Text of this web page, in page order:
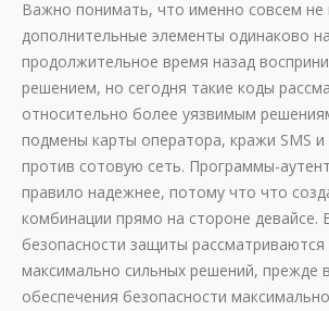
Важно понимать, что именно совсем не
дополнительные элементы одинаково
продолжительное время назад
решением, но сегодня такие коды
относительно более уязвимым
подмены карты оператора, кражи SMS и
против сотовую сеть. Программы-
правило надежнее, потому что что
комбинации прямо на стороне девайсе.
безопасности защиты рассматриваются
максимально сильных решений, прежде
обеспечения безопасности